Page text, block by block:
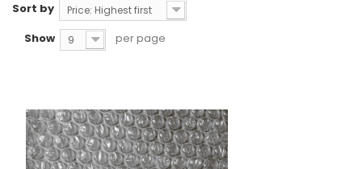
Sort by Price: Highest first
Show 9 per page